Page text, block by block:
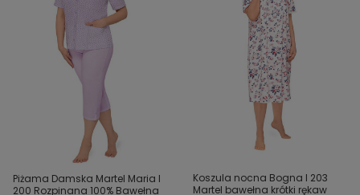
Piżama Damska Martel Maria I
200 Rozpinana 100% Bawełna
Koszula nocna Bogna I 203
Martel bawełna krótki rękaw